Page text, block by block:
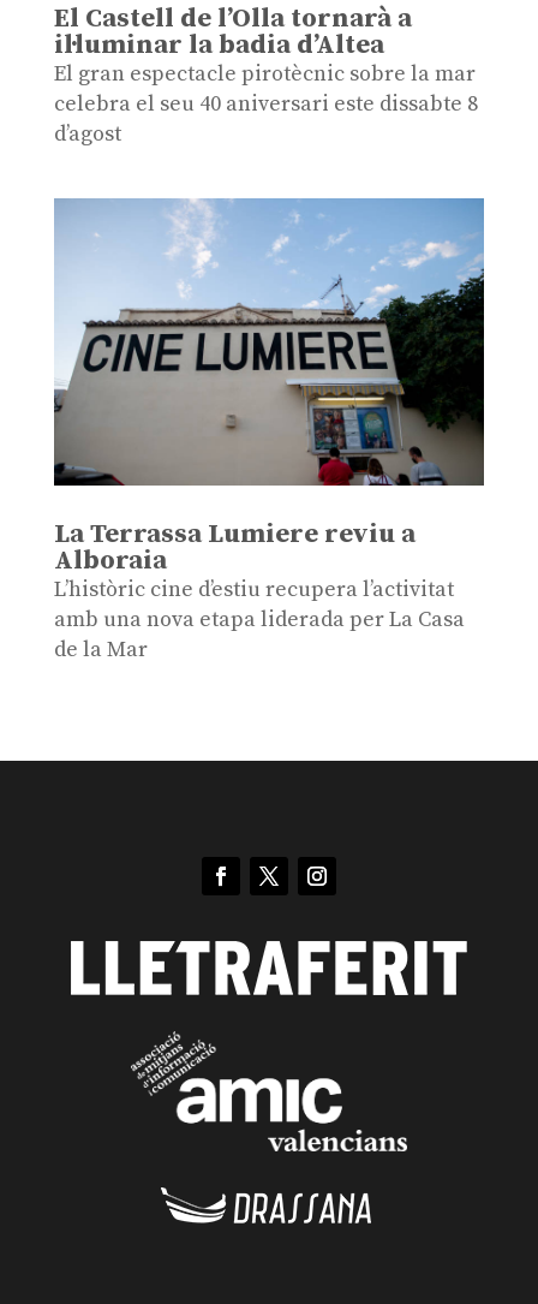
El Castell de l’Olla tornarà a
il·luminar la badia d’Altea
El gran espectacle pirotècnic sobre la mar
celebra el seu 40 aniversari este dissabte 8
d’agost
La Terrassa Lumiere reviu a
Alboraia
L’històric cine d’estiu recupera l’activitat
amb una nova etapa liderada per La Casa
de la Mar